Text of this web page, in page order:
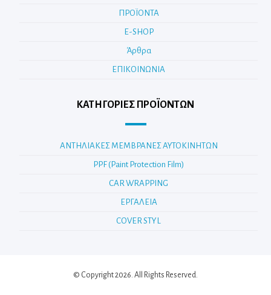
ΠΡΟΪΟΝΤΑ
E-SHOP
Άρθρα
ΕΠΙΚΟΙΝΩΝΙΑ
ΚΑΤΗΓΟΡΊΕΣ ΠΡΟΪΌΝΤΩΝ
ΑΝΤΗΛΙΑΚΕΣ ΜΕΜΒΡΑΝΕΣ ΑΥΤΟΚΙΝΗΤΩΝ
PPF (Paint Protection Film)
CAR WRAPPING
ΕΡΓΑΛΕΙΑ
COVER STYL
© Copyright 2026. All Rights Reserved.